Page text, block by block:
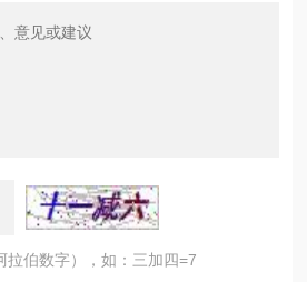
拉伯数字），如：三加四=7